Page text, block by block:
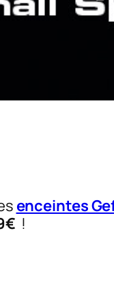
enceintes
!